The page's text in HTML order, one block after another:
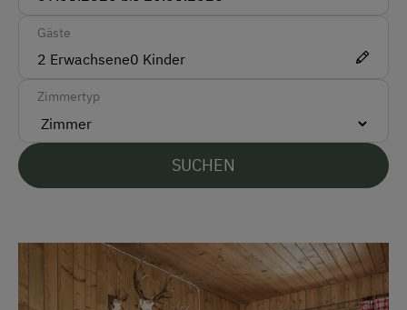
Deutsch
Englisch
Kostenlose Parkplätze
Am Betrieb
Gäste
2 Erwachsene0 Kinder
Zimmertyp
SUCHEN